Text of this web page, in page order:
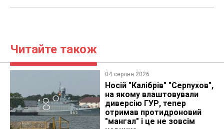
Читайте також
04 серпня 2026
Носій "Калібрів" "Серпухов",
на якому влаштовували
диверсію ГУР, тепер
отримав протидроновий
"мангал" і це не зовсім